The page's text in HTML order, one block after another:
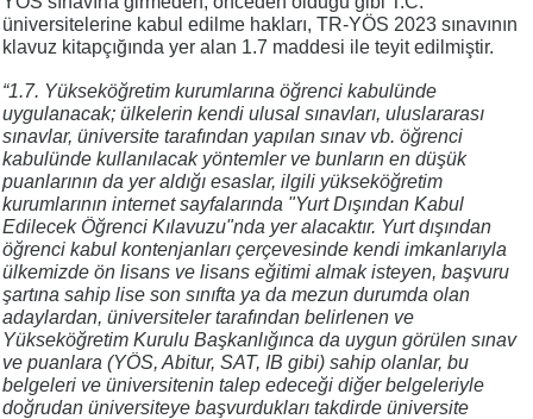
üniversitelerine kabul edilme hakları, TR-YÖS 2023 sınavının
klavuz kitapçığında yer alan 1.7 maddesi ile teyit edilmiştir.
“1.7. Yükseköğretim kurumlarına öğrenci kabulünde
uygulanacak; ülkelerin kendi ulusal sınavları, uluslararası
sınavlar, üniversite tarafından yapılan sınav vb. öğrenci
kabulünde kullanılacak yöntemler ve bunların en düşük
puanlarının da yer aldığı esaslar, ilgili yükseköğretim
kurumlarının internet sayfalarında "Yurt Dışından Kabul
Edilecek Öğrenci Kılavuzu"nda yer alacaktır. Yurt dışından
öğrenci kabul kontenjanları çerçevesinde kendi imkanlarıyla
ülkemizde ön lisans ve lisans eğitimi almak isteyen, başvuru
şartına sahip lise son sınıfta ya da mezun durumda olan
adaylardan, üniversiteler tarafından belirlenen ve
Yükseköğretim Kurulu Başkanlığınca da uygun görülen sınav
ve puanlara (YÖS, Abitur, SAT, IB gibi) sahip olanlar, bu
belgeleri ve üniversitenin talep edeceği diğer belgeleriyle
doğrudan üniversiteye başvurdukları takdirde üniversite